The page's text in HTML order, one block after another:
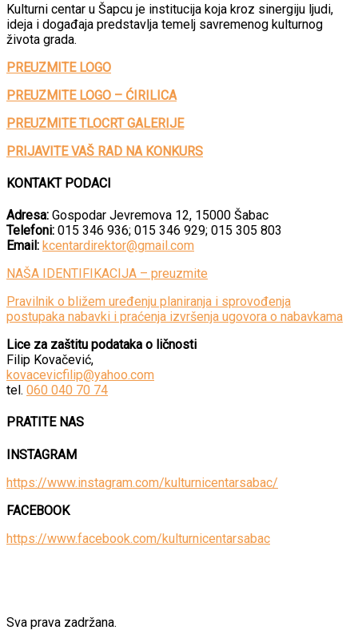
Kulturni centar u Šapcu je institucija koja kroz sinergiju ljudi,
ideja i događaja predstavlja temelj savremenog kulturnog
života grada.
PREUZMITE LOGO
PREUZMITE LOGO – ĆIRILICA
PREUZMITE TLOCRT GALERIJE
PRIJAVITE VAŠ RAD NA KONKURS
KONTAKT PODACI
Adresa: Gospodar Jevremova 12, 15000 Šabac
Telefoni: 015 346 936; 015 346 929; 015 305 803
Email: kcentardirektor@gmail.com
NAŠA IDENTIFIKACIJA – preuzmite
Pravilnik o bližem uređenju planiranja i sprovođenja
postupaka nabavki i praćenja izvršenja ugovora o nabavkama
Lice za zaštitu podataka o ličnosti
Filip Kovačević,
kovacevicfilip@yahoo.com
tel. 060 040 70 74
PRATITE NAS
INSTAGRAM
https://www.instagram.com/kulturnicentarsabac/
FACEBOOK
https://www.facebook.com/kulturnicentarsabac
Sva prava zadržana.